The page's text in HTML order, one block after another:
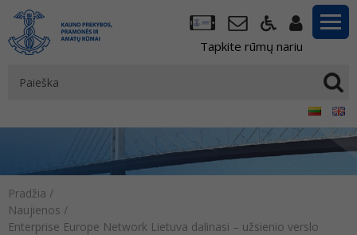
Tapkite rūmų nariu
Pradžia /
Naujienos /
Enterprise Europe Network Lietuva dalinasi – užsienio verslo